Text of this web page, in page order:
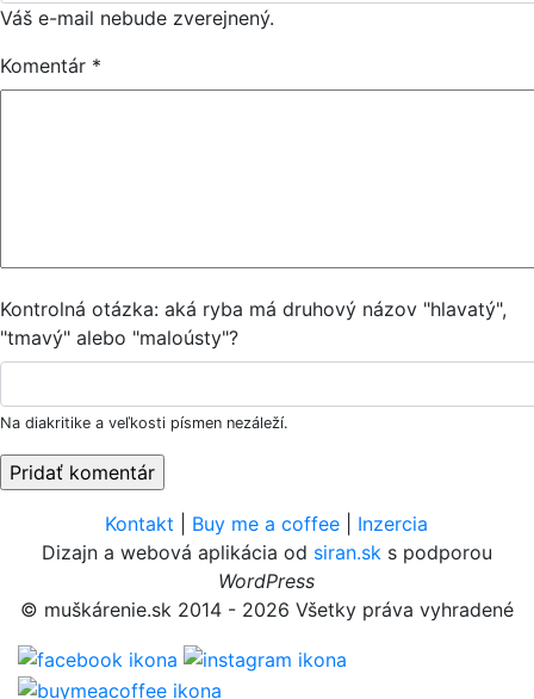
Váš e-mail nebude zverejnený.
Komentár *
Kontrolná otázka: aká ryba má druhový názov "hlavatý",
"tmavý" alebo "maloústy"?
Na diakritike a veľkosti písmen nezáleží.
Kontakt Buy me a coffee
Inzercia
Dizajn a webová aplikácia od siran.sk s podporou
WordPress
© muškárenie.sk 2014 - 2026 Všetky práva vyhradené